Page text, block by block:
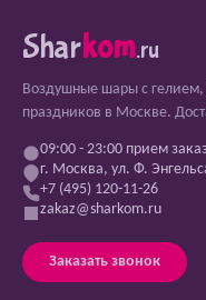
Sharkom.ru
Воздушные шары с
праздников в Москве.
09:00 - 23:00 прием
г. Москва, ул. Ф.
+7 (495) 120-11-26
zakaz@sharkom.ru
Заказать звонок